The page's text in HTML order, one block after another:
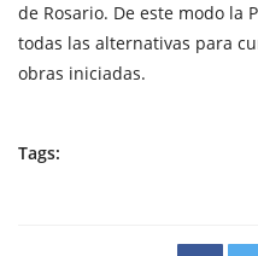
de Rosario. De este modo la
todas las alternativas para
obras iniciadas.
Tags: